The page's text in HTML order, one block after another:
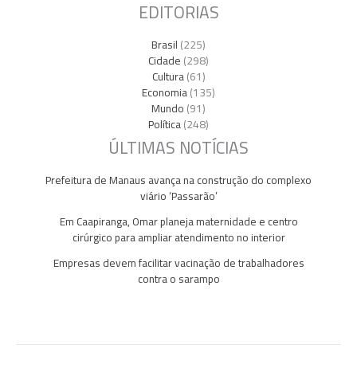
EDITORIAS
Brasil(225)
Cidade(298)
Cultura(61)
Economia(135)
Mundo(91)
Política(248)
ÚLTIMAS NOTÍCIAS
Prefeitura de Manaus avança na construção do complexo
viário ‘Passarão’
Em Caapiranga, Omar planeja maternidade e centro
cirúrgico para ampliar atendimento no interior
Empresas devem facilitar vacinação de trabalhadores
contra o sarampo